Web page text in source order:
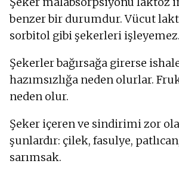
benzer bir durumdur. Vücut
sorbitol gibi şekerleri işleyemez.
Şekerler bağırsağa girerse
hazımsızlığa neden olurlar.
neden olur.
Şeker içeren ve sindirimi zor
şunlardır: çilek, fasulye,
sarımsak.